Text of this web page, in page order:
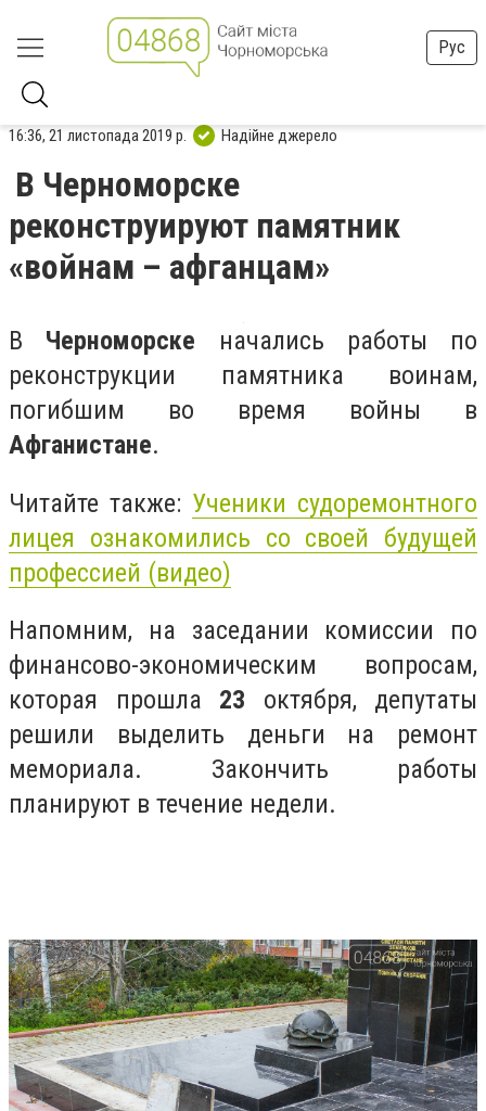
Рус
16:36, 21 листопада 2019 р. Надійне джерело
В Черноморске
реконструируют памятник
«войнам – афганцам»
В Черноморске начались работы по
реконструкции памятника воинам,
погибшим во время войны в
Афганистане.
Читайте также: Ученики судоремонтного
лицея ознакомились со своей будущей
профессией (видео)
Напомним, на заседании комиссии по
финансово-экономическим вопросам,
которая прошла 23 октября, депутаты
решили выделить деньги на ремонт
мемориала. Закончить работы
планируют в течение недели.